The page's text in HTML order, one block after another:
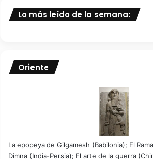
Lo más leído de la semana:
Oriente
La epopeya de Gilgamesh (Babilonia); El
Dimna (India-Persia); El arte de la guerra